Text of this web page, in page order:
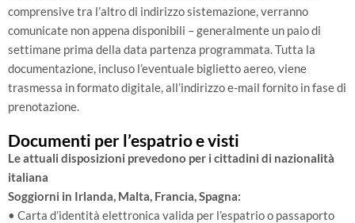
comprensive tra l’altro di indirizzo sistemazione, verranno
comunicate non appena disponibili – generalmente un paio di
settimane prima della data partenza programmata. Tutta la
documentazione, incluso l’eventuale biglietto aereo, viene
trasmessa in formato digitale, all’indirizzo e-mail fornito in fase di
prenotazione.
Documenti per l’espatrio e visti
Le attuali disposizioni prevedono per i cittadini di nazionalità
italiana
Soggiorni in Irlanda, Malta, Francia, Spagna:
• Carta d’identità elettronica valida per l’espatrio o passaporto